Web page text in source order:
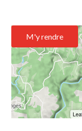
M'y rendre